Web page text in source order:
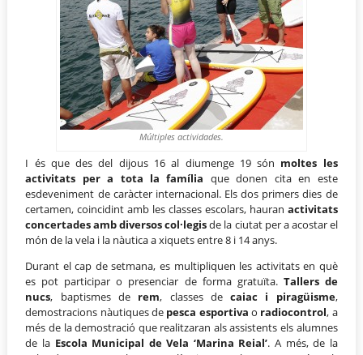
Múltiples actividades.
I és que des del dijous 16 al diumenge 19 són moltes les
activitats per a tota la família que donen cita en este
esdeveniment de caràcter internacional. Els dos primers dies de
certamen, coincidint amb les classes escolars, hauran activitats
concertades amb diversos col·legisde la ciutat per a acostar el
món de la vela i la nàutica a xiquets entre 8 i 14 anys.
Durant el cap de setmana, es multipliquen les activitats en què
es pot participar o presenciar de forma gratuïta. Tallers de
nucs, baptismes de rem, classes decaiac i piragüisme,
demostracions nàutiques de pesca esportiva o radiocontrol, a
més de la demostració que realitzaran als assistents els alumnes
de la Escola Municipal de Vela ‘Marina Reial’. A més, de la